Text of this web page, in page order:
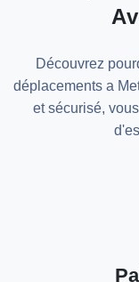
Découvrez
déplacements a
et sécurisé,